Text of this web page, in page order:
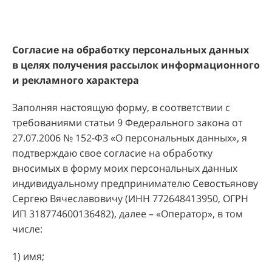
Согласие на обработку персональных данных
в целях получения рассылок информационного
и рекламного характера
Заполняя настоящую форму, в соответствии с
требованиями статьи 9 Федерального закона от
27.07.2006 № 152-ФЗ «О персональных данных», я
подтверждаю свое согласие на обработку
вносимых в форму моих персональных данных
индивидуальному предпринимателю Севостьянову
Сергею Вячеславовичу (ИНН 772648413950, ОГРН
ИП 318774600136482), далее – «Оператор», в том
числе:
1) имя;